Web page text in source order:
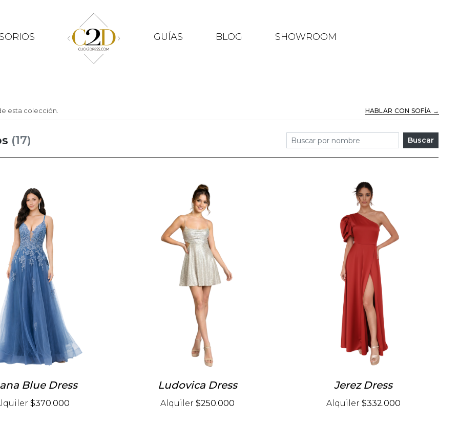
GUÍAS BLOG SHOWROOM
esta colección. HABLAR CON SOFÍA →
(17)
Blue Dress
$370.000
Ludovica Dress
Alquiler$250.000
Jerez Dress
Alquiler $332.000